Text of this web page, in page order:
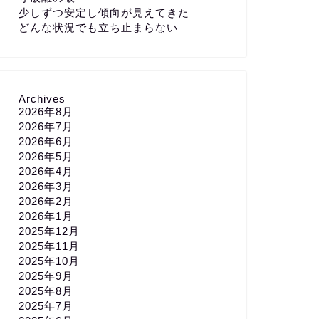
少しずつ安定し傾向が見えてきた
どんな状況でも立ち止まらない
Archives
2026年8月
2026年7月
2026年6月
2026年5月
2026年4月
2026年3月
2026年2月
2026年1月
2025年12月
2025年11月
2025年10月
2025年9月
2025年8月
2025年7月